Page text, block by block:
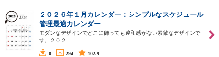
２０２６年１月カレンダー：シンプルなスケジュール
管理最適カレンダー
モダンなデザインでどこに飾っても違和感がない素敵なデザインで
す。２０２…
0 294 102.9